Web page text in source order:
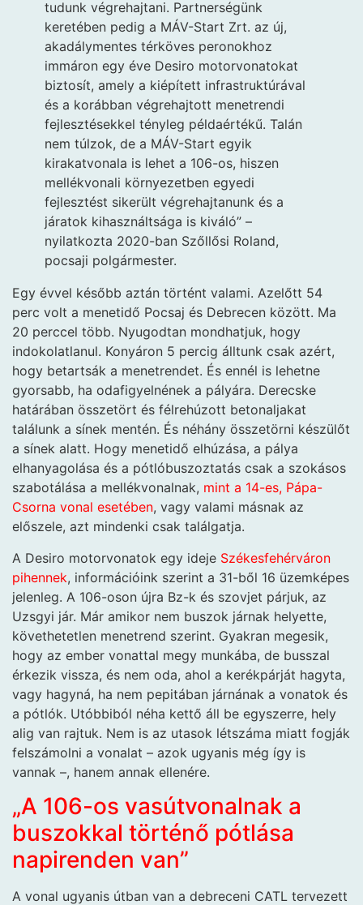
tudunk végrehajtani. Partnerségünk
keretében pedig a MÁV-Start Zrt. az új,
akadálymentes térköves peronokhoz
immáron egy éve Desiro motorvonatokat
biztosít, amely a kiépített infrastruktúrával
és a korábban végrehajtott menetrendi
fejlesztésekkel tényleg példaértékű. Talán
nem túlzok, de a MÁV-Start egyik
kirakatvonala is lehet a 106-os, hiszen
mellékvonali környezetben egyedi
fejlesztést sikerült végrehajtanunk és a
járatok kihasználtsága is kiváló” –
nyilatkozta 2020-ban Szőllősi Roland,
pocsaji polgármester.
Egy évvel később aztán történt valami. Azelőtt 54
perc volt a menetidő Pocsaj és Debrecen között. Ma
20 perccel több. Nyugodtan mondhatjuk, hogy
indokolatlanul. Konyáron 5 percig álltunk csak azért,
hogy betartsák a menetrendet. És ennél is lehetne
gyorsabb, ha odafigyelnének a pályára. Derecske
határában összetört és félrehúzott betonaljakat
találunk a sínek mentén. És néhány összetörni készülőt
a sínek alatt. Hogy menetidő elhúzása, a pálya
elhanyagolása és a pótlóbuszoztatás csak a szokásos
szabotálása a mellékvonalnak, mint a 14-es, Pápa-
Csorna vonal esetében, vagy valami másnak az
előszele, azt mindenki csak találgatja.
A Desiro motorvonatok egy ideje Székesfehérváron
pihennek, információink szerint a 31-ből 16 üzemképes
jelenleg. A 106-oson újra Bz-k és szovjet párjuk, az
Uzsgyi jár. Már amikor nem buszok járnak helyette,
követhetetlen menetrend szerint. Gyakran megesik,
hogy az ember vonattal megy munkába, de busszal
érkezik vissza, és nem oda, ahol a kerékpárját hagyta,
vagy hagyná, ha nem pepitában járnának a vonatok és
a pótlók. Utóbbiból néha kettő áll be egyszerre, hely
alig van rajtuk. Nem is az utasok létszáma miatt fogják
felszámolni a vonalat – azok ugyanis még így is
vannak –, hanem annak ellenére.
„A 106-os vasútvonalnak a
buszokkal történő pótlása
napirenden van”
A vonal ugyanis útban van a debreceni CATL tervezett